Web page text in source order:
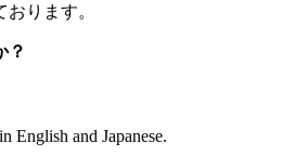
ります。
？
English and Japanese.